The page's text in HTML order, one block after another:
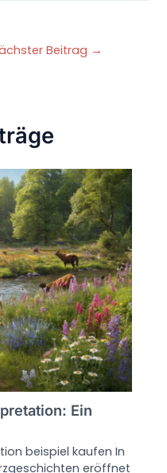
Beitrag →
Ein
beispiel kaufen In
eröffnet